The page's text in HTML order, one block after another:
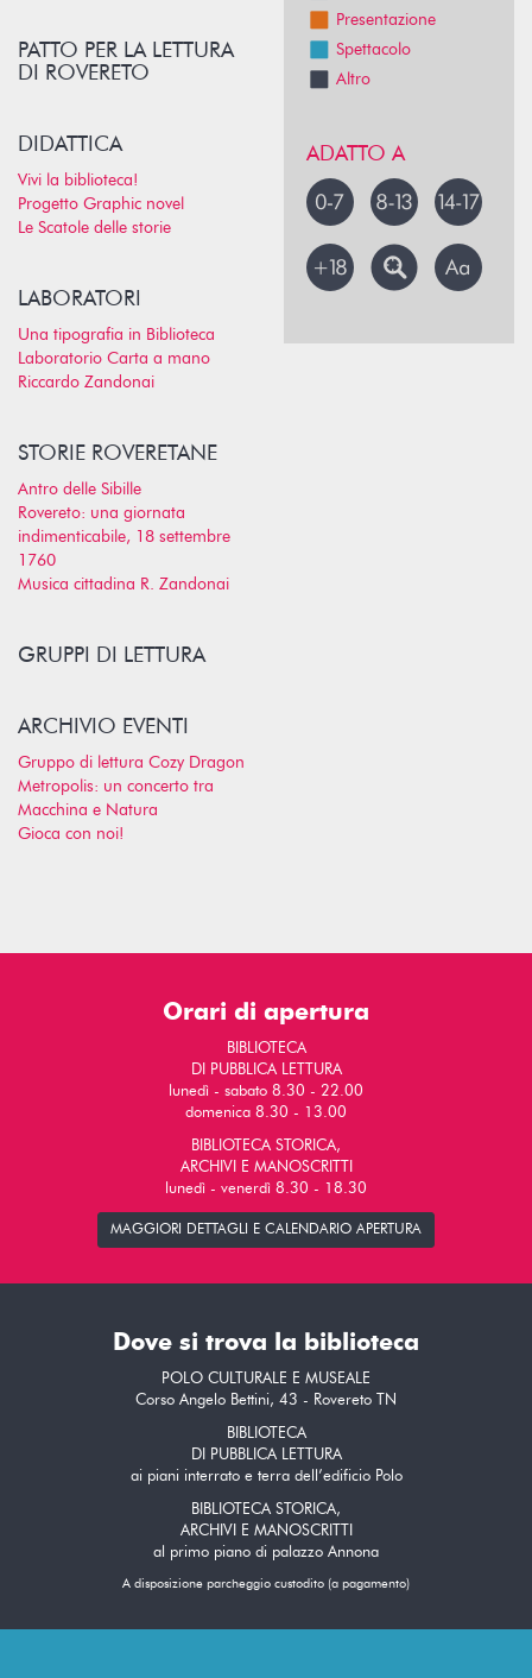
PATTO PER LA LETTURA
DI ROVERETO
DIDATTICA
Vivi la biblioteca!
Progetto Graphic novel
Le Scatole delle storie
LABORATORI
Una tipografia in Biblioteca
Laboratorio Carta a mano
Riccardo Zandonai
STORIE ROVERETANE
Antro delle Sibille
Rovereto: una giornata
indimenticabile, 18 settembre
1760
Musica cittadina R. Zandonai
GRUPPI DI LETTURA
ARCHIVIO EVENTI
Gruppo di lettura Cozy Dragon
Metropolis: un concerto tra
Macchina e Natura
Gioca con noi!
Presentazione
Spettacolo
Altro
ADATTO A
Orari di apertura
BIBLIOTECA
DI PUBBLICA LETTURA
lunedì - sabato 8.30 - 22.00
domenica 8.30 - 13.00
BIBLIOTECA STORICA,
ARCHIVI E MANOSCRITTI
lunedì - venerdì 8.30 - 18.30
MAGGIORI DETTAGLI E CALENDARIO APERTURA
Dove si trova la biblioteca
POLO CULTURALE E MUSEALE
Corso Angelo Bettini, 43 - Rovereto TN
BIBLIOTECA
DI PUBBLICA LETTURA
ai piani interrato e terra dell’edificio Polo
BIBLIOTECA STORICA,
ARCHIVI E MANOSCRITTI
al primo piano di palazzo Annona
A disposizione parcheggio custodito (a pagamento)